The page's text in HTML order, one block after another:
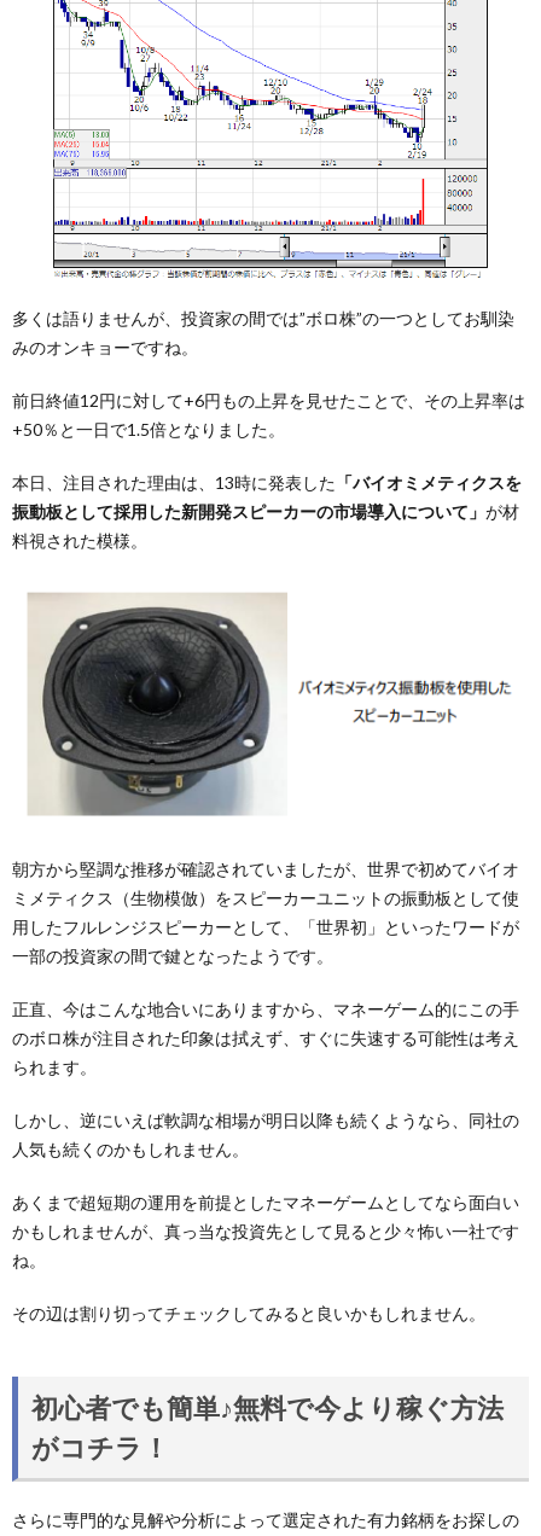
多くは語りませんが、投資家の間では”ボロ株”の一つとしてお馴染
みのオンキョーですね。
前日終値12円に対して+6円もの上昇を見せたことで、その上昇率は
+50％と一日で1.5倍となりました。
本日、注目された理由は、13時に発表した 「バイオミメティクスを
振動板として採用した新開発スピーカーの市場導入について」 が材
料視された模様。
朝方から堅調な推移が確認されていましたが、世界で初めてバイオ
ミメティクス（生物模倣）をスピーカーユニットの振動板として使
用したフルレンジスピーカーとして、「世界初」といったワードが
一部の投資家の間で鍵となったようです。
正直、今はこんな地合いにありますから、マネーゲーム的にこの手
のボロ株が注目された印象は拭えず、すぐに失速する可能性は考え
られます。
しかし、逆にいえば軟調な相場が明日以降も続くようなら、同社の
人気も続くのかもしれません。
あくまで超短期の運用を前提としたマネーゲームとしてなら面白い
かもしれませんが、真っ当な投資先として見ると少々怖い一社です
ね。
その辺は割り切ってチェックしてみると良いかもしれません。
初心者でも簡単♪無料で今より稼ぐ方法
がコチラ！
さらに専門的な見解や分析によって選定された有力銘柄をお探しの